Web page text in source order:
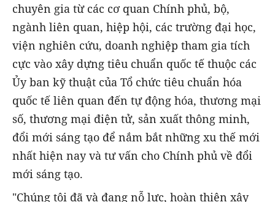
chuyên gia từ các cơ quan Chính phủ, bộ,
ngành liên quan, hiệp hội, các trường đại học,
viện nghiên cứu, doanh nghiệp tham gia tích
cực vào xây dựng tiêu chuẩn quốc tế thuộc các
Ủy ban kỹ thuật của Tổ chức tiêu chuẩn hóa
quốc tế liên quan đến tự động hóa, thương mại
số, thương mại điện tử, sản xuất thông minh,
đổi mới sáng tạo để nắm bắt những xu thế mới
nhất hiện nay và tư vấn cho Chính phủ về đổi
mới sáng tạo.
"Chúng tôi đã và đang nỗ lực, hoàn thiện xây